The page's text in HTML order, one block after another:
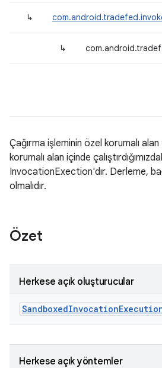
↳
↳
Çağırma işleminin özel korumalı
korumalı alan içinde
InvocationExection'dır. Derleme,
olmalıdır.
Özet
Herkese açık oluşturucular
SandboxedInvocation
Herkese açık yöntemler